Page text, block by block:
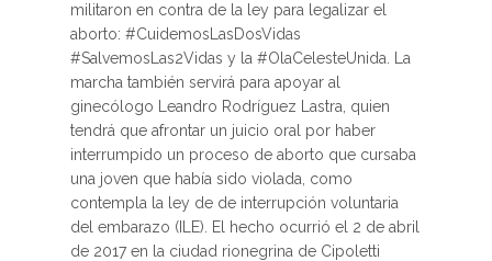
militaron en contra de la ley para legalizar el
aborto: #CuidemosLasDosVidas
#SalvemosLas2Vidas y la #OlaCelesteUnida. La
marcha también servirá para apoyar al
ginecólogo Leandro Rodríguez Lastra, quien
tendrá que afrontar un juicio oral por haber
interrumpido un proceso de aborto que cursaba
una joven que había sido violada, como
contempla la ley de de interrupción voluntaria
del embarazo (ILE). El hecho ocurrió el 2 de abril
de 2017 en la ciudad rionegrina de Cipoletti